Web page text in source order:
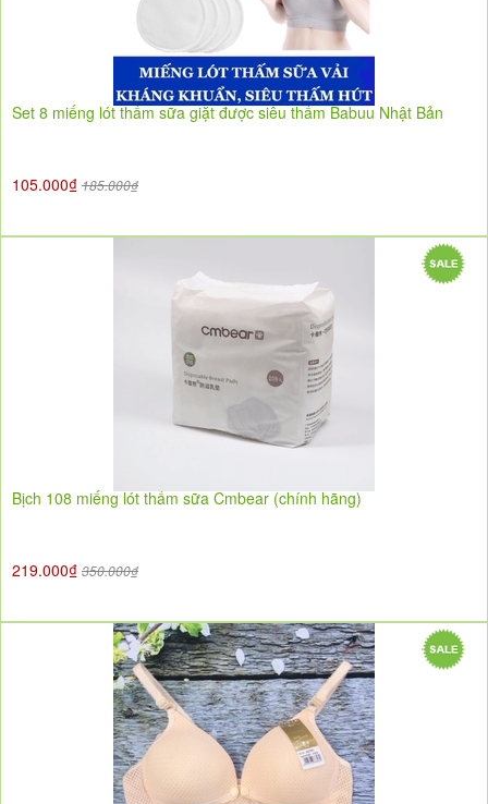
Set 8 miếng lót thấm sữa giặt được siêu thấm Babuu Nhật Bản
105.000₫ 185.000₫
Bịch 108 miếng lót thấm sữa Cmbear (chính hãng)
219.000₫ 350.000₫